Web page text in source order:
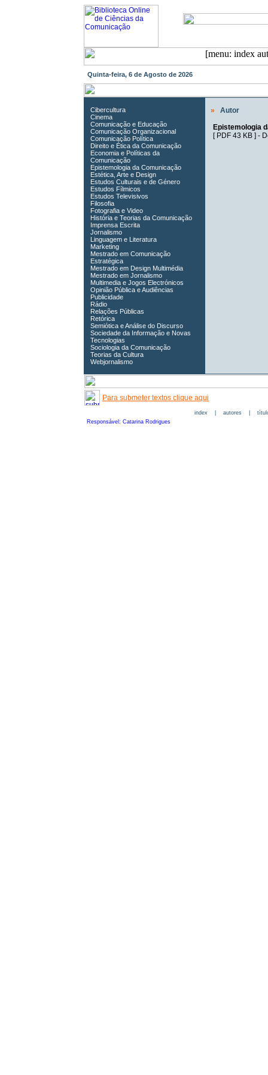
Quinta-feira, 6 de Agosto de 2026
Cibercultura
Cinema
Comunicação e Educação
Comunicação Organizacional
Comunicação Política
Direito e Ética da Comunicação
Economia e Políticas da
Comunicação
Epistemologia da Comunicação
Estética, Arte e Design
Estudos Culturais e de Género
Estudos Fílmicos
Estudos Televisivos
Filosofia
Fotografia e Video
História e Teorias da Comunicação
Imprensa Escrita
Jornalismo
Linguagem e Literatura
Marketing
Mestrado em Comunicação
Estratégica
Mestrado em Design Multimédia
Mestrado em Jornalismo
Multimedia e Jogos Electrónicos
Opinião Pública e Audiências
Publicidade
Rádio
Relações Públicas
Retórica
Semiótica e Análise do Discurso
Sociedade da Informação e Novas
Tecnologias
Sociologia da Comunicação
Teorias da Cultura
Webjornalismo
»
Autor
Epistemologia
[ PDF 43 KB] -
Para submeter textos clique aqui
index| autores|